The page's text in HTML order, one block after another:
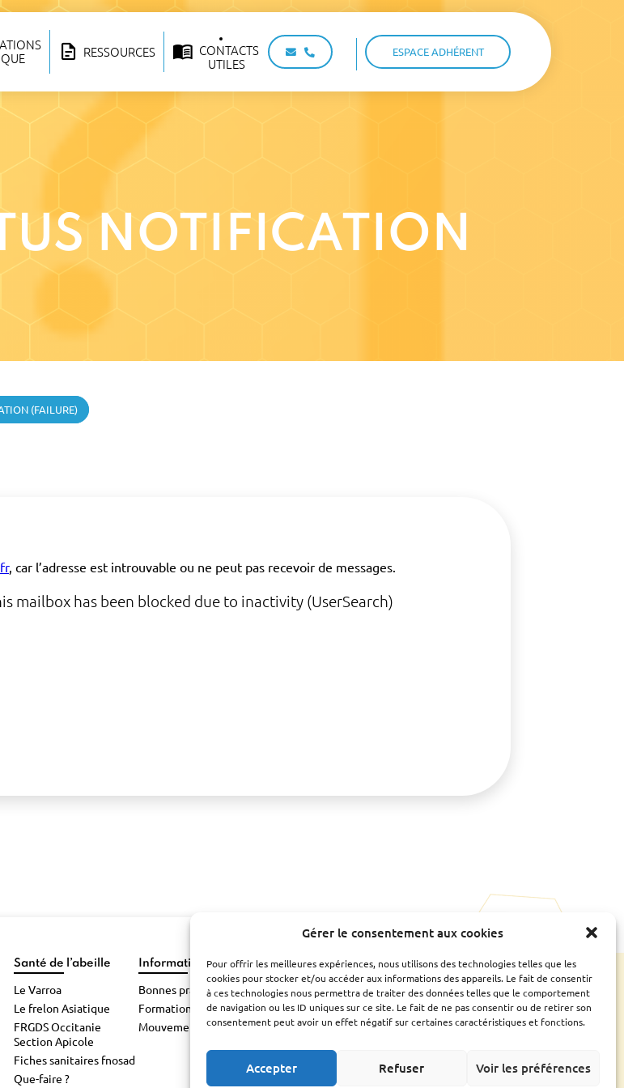
Gérer le consentement aux cookies
Pour offrir les meilleures expériences, nous utilisons des technologies telles que les
cookies pour stocker et/ou accéder aux informations des appareils. Le fait de consentir
à ces technologies nous permettra de traiter des données telles que le comportement
de navigation ou les ID uniques sur ce site. Le fait de ne pas consentir ou de retirer son
consentement peut avoir un effet négatif sur certaines caractéristiques et fonctions.
Accepter Refuser Voir les préférences
RESSOURCES
CONTACTS
UTILES
ESPACE ADHÉRENT
NOTIFICATION
(FAILURE)
, car l’adresse est introuvable ou ne peut pas recevoir de messages.
mailbox has been blocked due to inactivity (UserSearch)
Santé de l’abeille
Le Varroa
Le frelon Asiatique
FRGDS Occitanie
Section Apicole
Fiches sanitaires fnosad
Que-faire ?
Informations pratique
Bonnes pratiques
Formations
Mouvements d’abeilles
Ressources
Bilan
Assemblée générale
Fiches conseils et
CONTACTS UTILES
ESPACE ADHÉRENT